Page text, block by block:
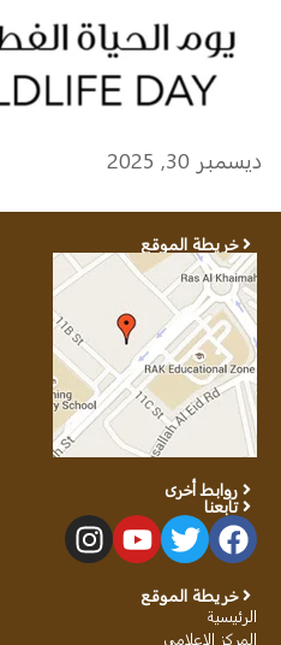
ديسمبر 30, 2025
خريطة الموقع
الرئيسية
المركز الإعلامي
روابط أخرى
تابعنا
خريطة الموقع